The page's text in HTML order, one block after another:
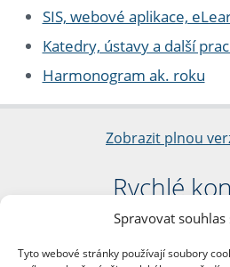
Spravovat souhlas
Tyto webové stránky používají soubory
SIS, webové aplikace,
Katedry, ústavy a další
Harmonogram ak. roku
Zobrazit plnou
Rychlé
Filozofická
nám. Jana